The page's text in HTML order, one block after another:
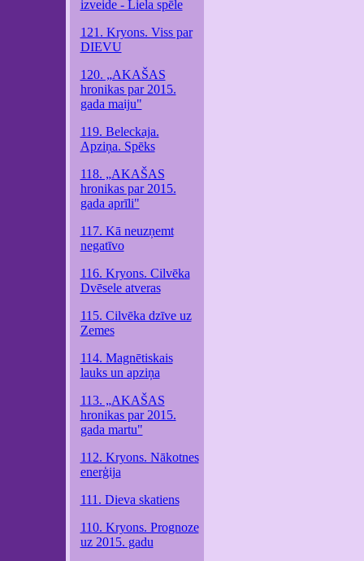
izveide - Liela spēle
121. Kryons. Viss par
DIEVU
120. „AKAŠAS
hronikas par 2015.
gada maiju"
119. Beleckaja.
Apziņa. Spēks
118. „AKAŠAS
hronikas par 2015.
gada aprīli"
117. Kā neuzņemt
negatīvo
116. Kryons. Cilvēka
Dvēsele atveras
115. Cilvēka dzīve uz
Zemes
114. Magnētiskais
lauks un apziņa
113. „AKAŠAS
hronikas par 2015.
gada martu"
112. Kryons. Nākotnes
enerģija
111. Dieva skatiens
110. Kryons. Prognoze
uz 2015. gadu